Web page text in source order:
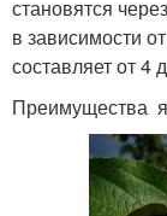
становятся
в зависимости
составляет от 4
Преимущества